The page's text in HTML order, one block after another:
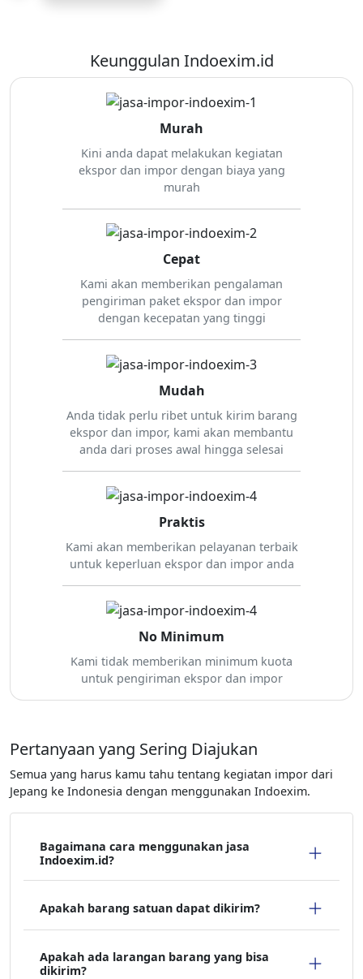
Keunggulan Indoexim.id
Murah
Kini anda dapat melakukan kegiatan
ekspor dan impor dengan biaya yang
murah
Cepat
Kami akan memberikan pengalaman
pengiriman paket ekspor dan impor
dengan kecepatan yang tinggi
Mudah
Anda tidak perlu ribet untuk kirim barang
ekspor dan impor, kami akan membantu
anda dari proses awal hingga selesai
Praktis
Kami akan memberikan pelayanan terbaik
untuk keperluan ekspor dan impor anda
No Minimum
Kami tidak memberikan minimum kuota
untuk pengiriman ekspor dan impor
Pertanyaan yang Sering Diajukan
Semua yang harus kamu tahu tentang kegiatan impor dari
Jepang ke Indonesia dengan menggunakan Indoexim.
Bagaimana cara menggunakan jasa
Indoexim.id?
Apakah barang satuan dapat dikirim?
Apakah ada larangan barang yang bisa
dikirim?